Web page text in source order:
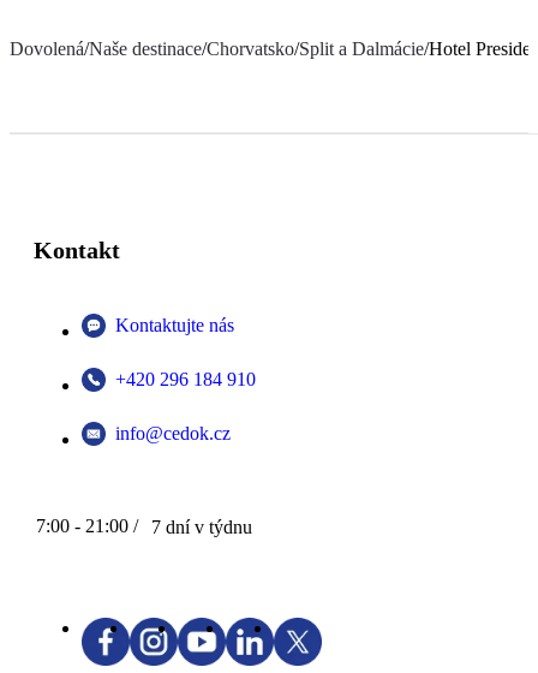
Dovolená/Naše destinace/Chorvatsko/Split a Dalmácie/Hotel
Kontakt
Kontaktujte nás
+420 296 184 910
info@cedok.cz
7:00 - 21:00 / 7 dní v týdnu